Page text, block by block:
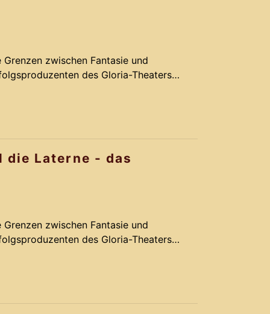
zwischen Fantasie und
des Gloria-Theaters
des Musical LICHTERLOH
und seinem Team ein Remake,
die Laterne - das
zwischen Fantasie und
des Gloria-Theaters
des Musical LICHTERLOH
und seinem Team ein Remake,